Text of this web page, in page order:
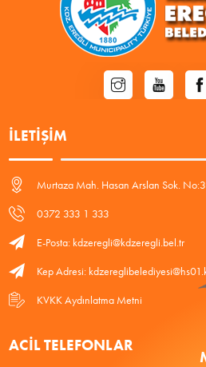
İLETIŞIM
Murtaza Mah. Hasan Arslan Sok.
0372 333 1 333
E-Posta: kdzeregli@kdzeregli.bel.tr
Kep Adresi:
KVKK Aydınlatma Metni
ACIL TELEFONLAR